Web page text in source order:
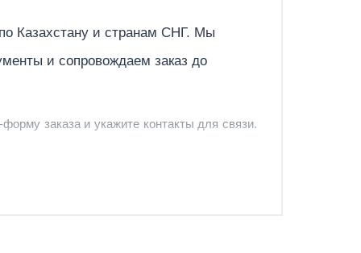
Казахстану и странам СНГ. Мы
и сопровождаем заказ до
заказа и укажите контакты для связи.
предложить удобный вариант доставки.